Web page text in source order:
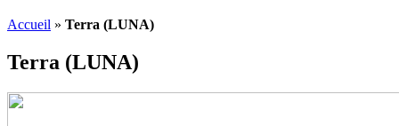
Accueil » Terra (LUNA)
Terra (LUNA)